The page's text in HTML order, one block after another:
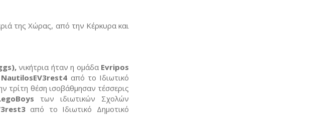
της Χώρας, από την Κέρκυρα και
νικήτρια ήταν η ομάδα Evripos
NautilosEV3rest4 από το Ιδιωτικό
τρίτη θέση ισοβάθμησαν τέσσερις
των ιδιωτικών Σχολών
από το Ιδιωτικό Δημοτικό